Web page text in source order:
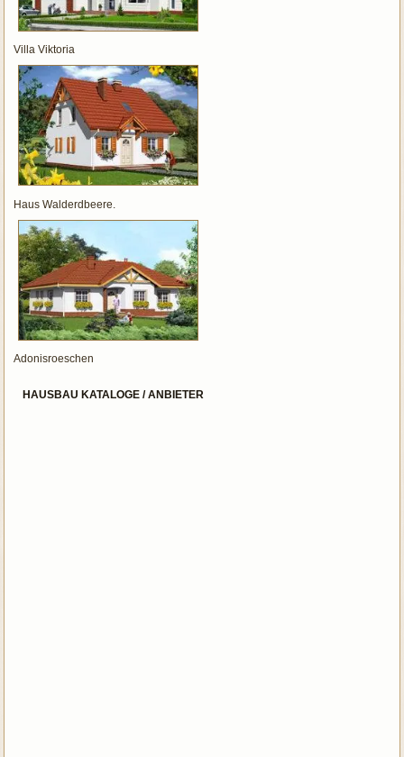
Villa Viktoria
Haus Walderdbeere.
Adonisroeschen
HAUSBAU KATALOGE / ANBIETER